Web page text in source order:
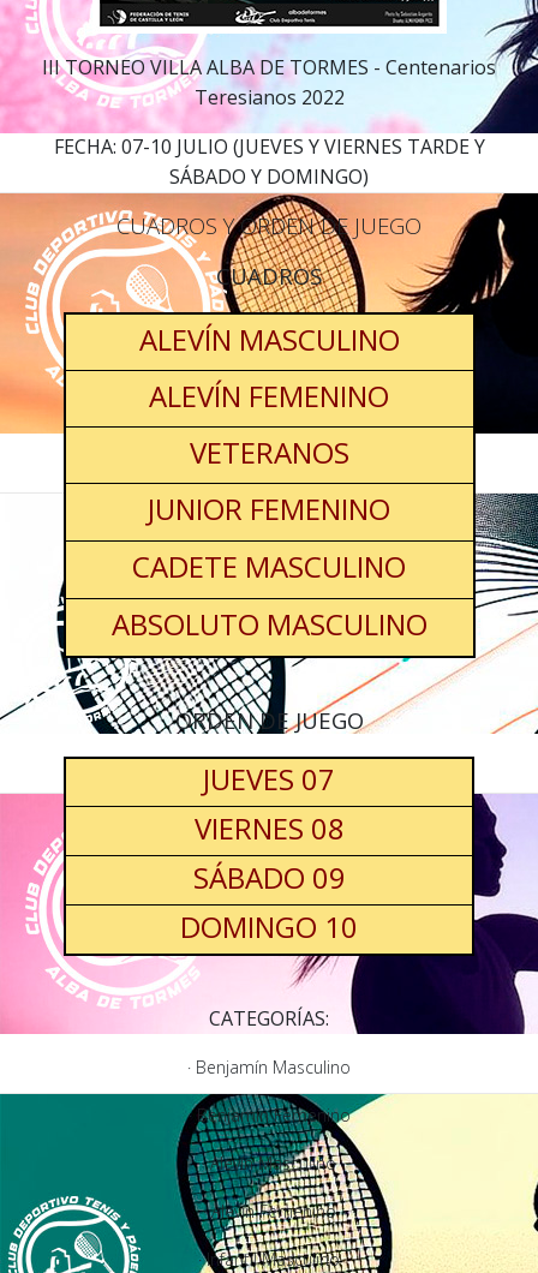
III TORNEO VILLA ALBA DE TORMES - Centenarios
Teresianos 2022
FECHA: 07-10 JULIO (JUEVES Y VIERNES TARDE Y
SÁBADO Y DOMINGO)
CUADROS Y ORDEN DE JUEGO
CUADROS
ALEVÍN MASCULINO
ALEVÍN FEMENINO
VETERANOS
JUNIOR FEMENINO
CADETE MASCULINO
ABSOLUTO MASCULINO
ORDEN DE JUEGO
JUEVES 07
VIERNES 08
SÁBADO 09
DOMINGO 10
CATEGORÍAS:
· Benjamín Masculino
· Benjamín Femenino
· Alevín Masculino
· Alevín Femenino
· Infantil Masculino